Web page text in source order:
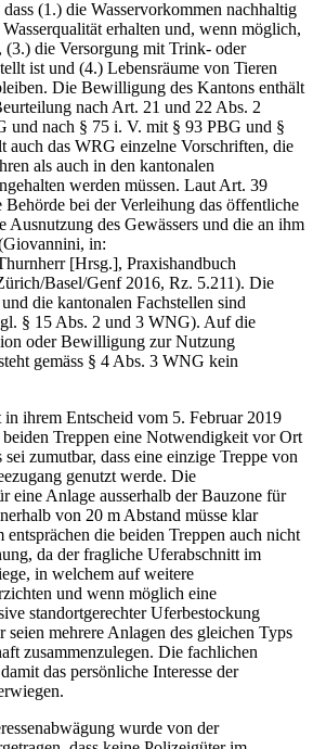
(1.) die Wasservorkommen nachhaltig
erhalten und, wenn möglich,
(3.) die Versorgung mit Trink- oder
ist und (4.) Lebensräume von Tieren
Die Bewilligung des Kantons enthält
nach Art. 21 und 22 Abs. 2
und nach § 75 i. V. mit § 93 PBG und §
auch das WRG einzelne Vorschriften, die
als auch in den kantonalen
werden müssen. Laut Art. 39
bei der Verleihung das öffentliche
des Gewässers und die an ihm
in:
[Hrsg.], Praxishandbuch
Basel/Genf 2016, Rz. 5.211). Die
die kantonalen Fachstellen sind
§ 15 Abs. 2 und 3 WNG). Auf die
oder Bewilligung zur Nutzung
gemäss § 4 Abs. 3 WNG kein
ihrem Entscheid vom 5. Februar 2019
Treppen eine Notwendigkeit vor Ort
zumutbar, dass eine einzige Treppe von
genutzt werde. Die
eine Anlage ausserhalb der Bauzone für
von 20 m Abstand müsse klar
die beiden Treppen auch nicht
da der fragliche Uferabschnitt im
in welchem auf weitere
und wenn möglich eine
standortgerechter Uferbestockung
seien mehrere Anlagen des gleichen Typs
zusammenzulegen. Die fachlichen
das persönliche Interesse der
wurde von der